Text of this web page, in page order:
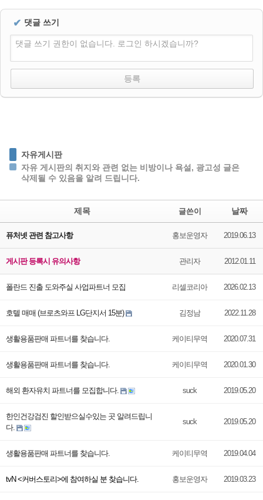
✔ 댓글 쓰기
댓글 쓰기 권한이 없습니다. 로그인 하시겠습니까?
자유게시판
자유 게시판의 취지와 관련 없는 비방이나 욕설, 광고성 글은
삭제될 수 있음을 알려 드립니다.
제목 글쓴이 날짜
퓨처넷 관련 참고사항 홍보운영자 2019.06.13
게시판 등록시 유의사항 관리자 2012.01.11
폴란드 진출 도와주실 사업파트너 모집 리셀코리아 2026.02.13
호텔 매매 (브로츠와프 LG단지서 15분) 김정남 2022.11.28
생활용품판매 파트너를 찾습니다. 케이티무역 2020.07.31
생활용품판매 파트너를 찾습니다. 케이티무역 2020.01.30
해외 환자유치 파트너를 모집합니다. suck 2019.05.20
한인건강검진 할인받으실수있는 곳 알려드립니
다.
suck 2019.05.20
생활용품판매 파트너를 찾습니다. 케이티무역 2019.04.04
tvN <커버스토리>에 참여하실 분 찾습니다. 홍보운영자 2019.03.23